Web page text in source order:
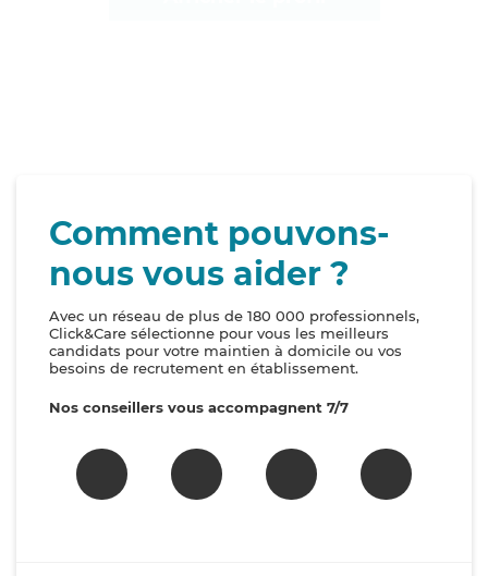
Comment pouvons-
nous vous aider ?
Avec un réseau de plus de 180 000 professionnels,
Click&Care sélectionne pour vous les meilleurs
candidats pour votre maintien à domicile ou vos
besoins de recrutement en établissement.
Nos conseillers vous accompagnent 7/7